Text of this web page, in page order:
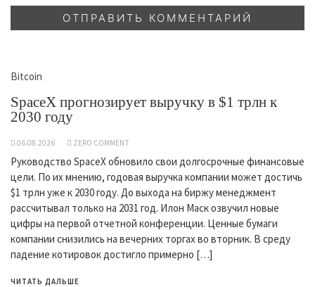
Bitcoin
SpaceX прогнозирует выручку в $1 трлн к
2030 году
06.08.2026 ZERO COMMENT
Руководство SpaceX обновило свои долгосрочные финансовые
цели. По их мнению, годовая выручка компании может достичь
$1 трлн уже к 2030 году. До выхода на биржу менеджмент
рассчитывал только на 2031 год. Илон Маск озвучил новые
цифры на первой отчетной конференции. Ценные бумаги
компании снизились на вечерних торгах во вторник. В среду
падение котировок достигло примерно […]
ЧИТАТЬ ДАЛЬШЕ